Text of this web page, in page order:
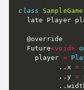
class SampleGame
late Player
  @override
  Future
<void>
    player
=
. . x =
. . y =
. .